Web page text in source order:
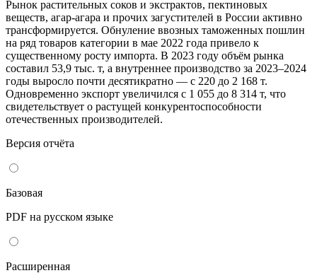
Рынок растительных соков и экстрактов, пектиновых
веществ, агар-агара и прочих загустителей в России активно
трансформируется. Обнуление ввозных таможенных пошлин
на ряд товаров категории в мае 2022 года привело к
существенному росту импорта. В 2023 году объём рынка
составил 53,9 тыс. т, а внутреннее производство за 2023–2024
годы выросло почти десятикратно — с 220 до 2 168 т.
Одновременно экспорт увеличился с 1 055 до 8 314 т, что
свидетельствует о растущей конкурентоспособности
отечественных производителей.
Версия отчёта
Базовая
PDF на русском языке
Расширенная